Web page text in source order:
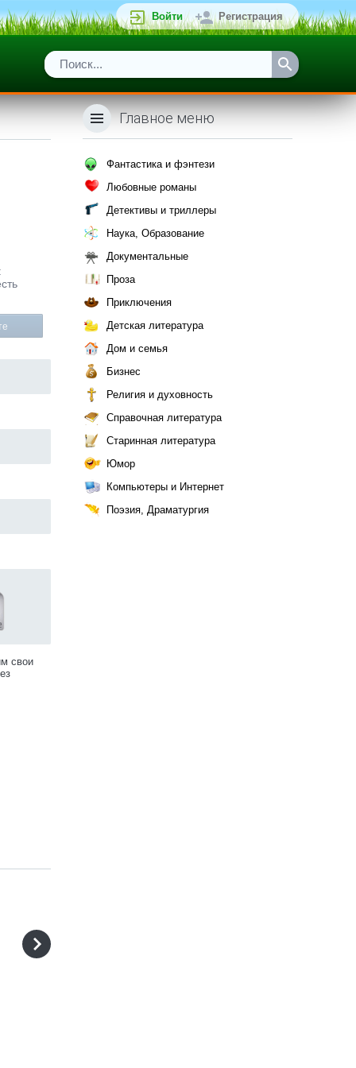
Войти Регистрация
свои
Главное меню
Фантастика и фэнтези
Любовные романы
Детективы и триллеры
Наука, Образование
Документальные
Проза
Приключения
Детская литература
Дом и семья
Бизнес
Религия и духовность
Справочная литература
Старинная литература
Юмор
Компьютеры и Интернет
Поэзия, Драматургия